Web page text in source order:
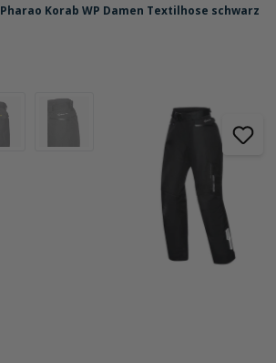
Pharao Korab WP Damen Textilhose schwarz